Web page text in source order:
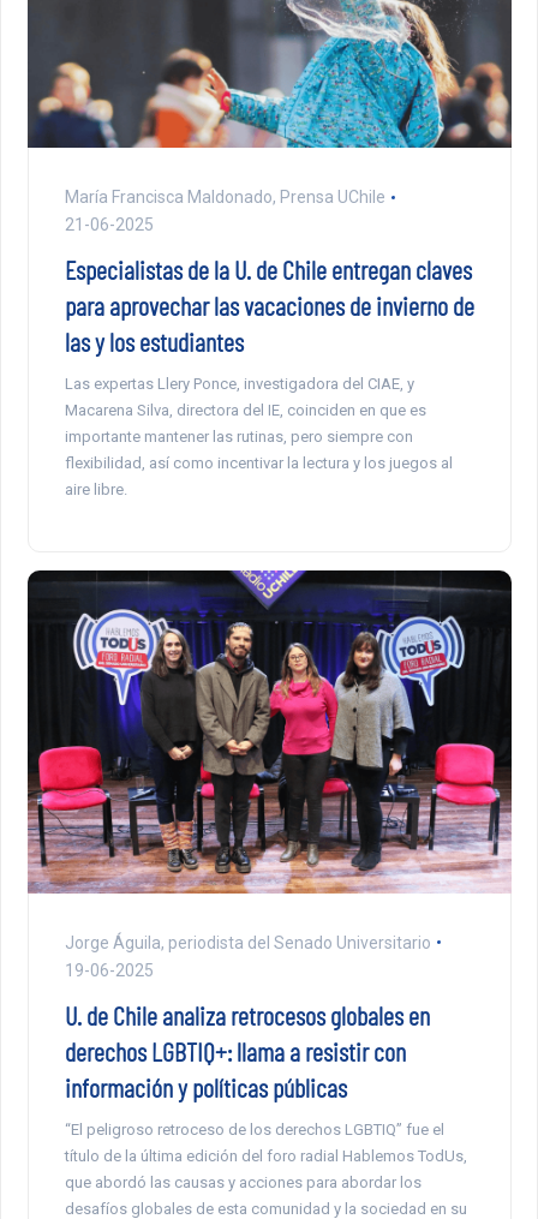
María Francisca Maldonado, Prensa UChile
21-06-2025
Especialistas de la U. de Chile entregan claves
para aprovechar las vacaciones de invierno de
las y los estudiantes
Las expertas Llery Ponce, investigadora del CIAE, y
Macarena Silva, directora del IE, coinciden en que es
importante mantener las rutinas, pero siempre con
flexibilidad, así como incentivar la lectura y los juegos al
aire libre.
Jorge Águila, periodista del Senado Universitario
19-06-2025
U. de Chile analiza retrocesos globales en
derechos LGBTIQ+: llama a resistir con
información y políticas públicas
“El peligroso retroceso de los derechos LGBTIQ” fue el
título de la última edición del foro radial Hablemos TodUs,
que abordó las causas y acciones para abordar los
desafíos globales de esta comunidad y la sociedad en su